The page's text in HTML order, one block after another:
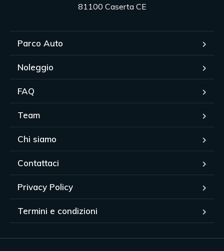
81100 Caserta CE
Parco Auto
Noleggio
FAQ
Team
Chi siamo
Contattaci
Privacy Policy
Termini e condizioni